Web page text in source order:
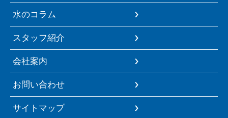
水のコラム
スタッフ紹介
会社案内
お問い合わせ
サイトマップ